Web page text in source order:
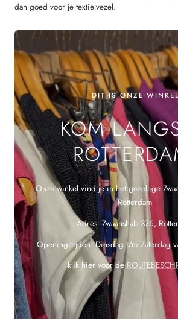
dan goed voor je textielvezel.
DIT IS ONZE
KOM
Onze winkel vind je in het gezellige
Rotterdam
Adres: Zwaanshals 376,
Openingstijden: Dinsdag t/m Zaterdag
klik hier voor de